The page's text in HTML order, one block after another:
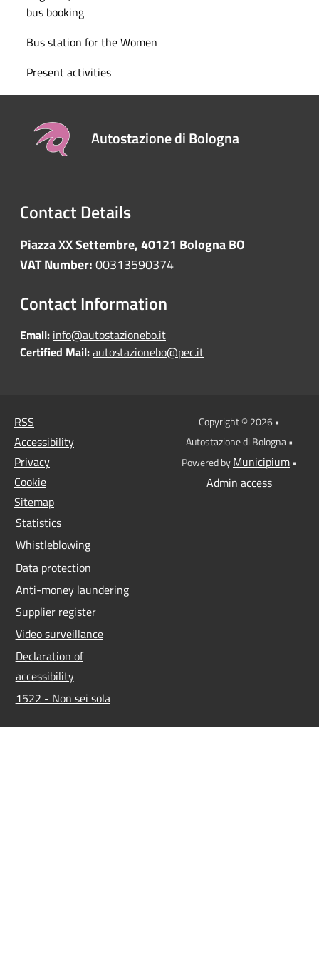
bus booking
Bus station for the Women
Present activities
Autostazione di Bologna
Contact Details
Piazza XX Settembre, 40121 Bologna BO
VAT Number:00313590374
Contact Information
Email: info@autostazionebo.it
Certified Mail:autostazionebo@pec.it
RSS
Accessibility
Privacy
Cookie
Sitemap
Statistics
Whistleblowing
Data protection
Anti-money laundering
Supplier register
Video surveillance
Declaration of
accessibility
1522 - Non sei sola
Copyright © 2026 •
Autostazione di Bologna •
Powered byMunicipium•
Admin access